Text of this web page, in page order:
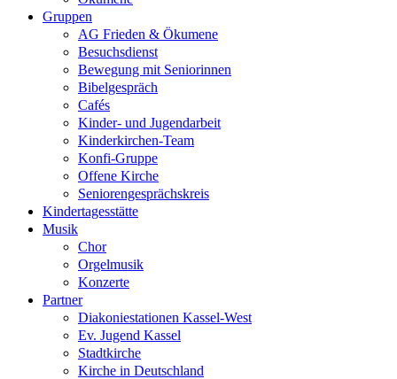
Gruppen
AG Frieden & Ökumene
Besuchsdienst
Bewegung mit Seniorinnen
Bibelgespräch
Cafés
Kinder- und Jugendarbeit
Kinderkirchen-Team
Konfi-Gruppe
Offene Kirche
Seniorengesprächskreis
Kindertagesstätte
Musik
Chor
Orgelmusik
Konzerte
Partner
Diakoniestationen Kassel-West
Ev. Jugend Kassel
Stadtkirche
Kirche in Deutschland